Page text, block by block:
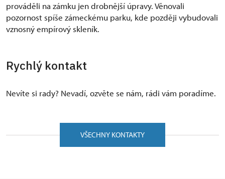
prováděli na zámku jen drobnější úpravy. Věnovali
pozornost spíše zámeckému parku, kde později vybudovali
vznosný empírový skleník.
Rychlý kontakt
Nevíte si rady? Nevadí, ozvěte se nám, rádi vám poradíme.
VŠECHNY KONTAKTY